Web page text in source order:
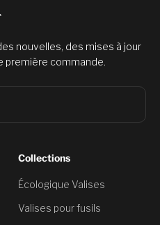
nouvelles, des mises à jour
première commande.
Collections
Écologique Valises
Valises pour fusils